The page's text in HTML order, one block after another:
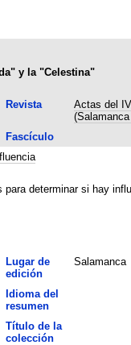
y la "Celestina"
Revista
Actas del
Fascículo
determinar si hay
Lugar de
edición
Salamanca
Idioma del
resumen
Título de la
colección